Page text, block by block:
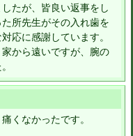
たが、皆良い返事をし
所先生がその入れ歯を
応に感謝しています。
から遠いですが、腕の
くなかったです。